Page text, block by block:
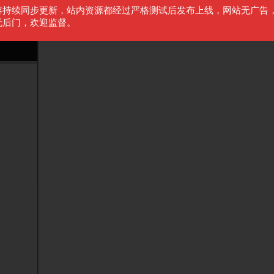
持续同步更新，站内资源都经过严格测试后发布上线，网站无广告
门，欢迎监督。